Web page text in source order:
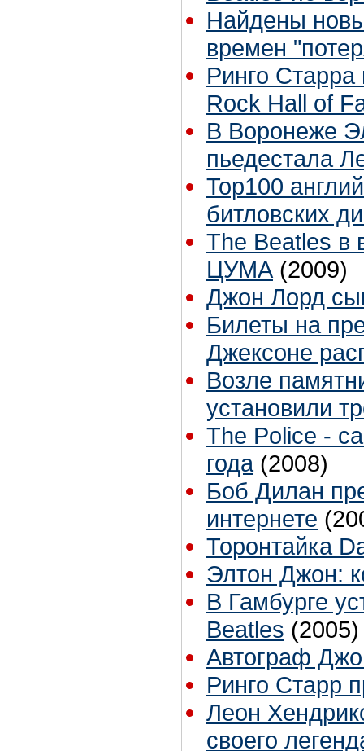
Найдены
времен
Ринго Старра
Rock Hall of
В Воронеже
пьедестала
Top100
битловских
The Beatles в
ЦУМА (2009)
Джон Лорд
Билеты на
Джексоне
Возле
установили
The Police -
года (2008)
Боб Дилан
интернете
Торонтайка
Элтон Джон:
В Гамбурге
Beatles (2005)
Автограф
Ринго Старр
Леон
своего